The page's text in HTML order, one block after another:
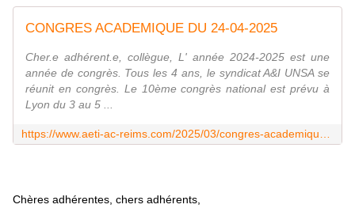
CONGRES ACADEMIQUE DU 24-04-2025
Cher.e adhérent.e, collègue, L' année 2024-2025 est une
année de congrès. Tous les 4 ans, le syndicat A&I UNSA se
réunit en congrès. Le 10ème congrès national est prévu à
Lyon du 3 au 5 ...
Chères adhérentes, chers adhérents,